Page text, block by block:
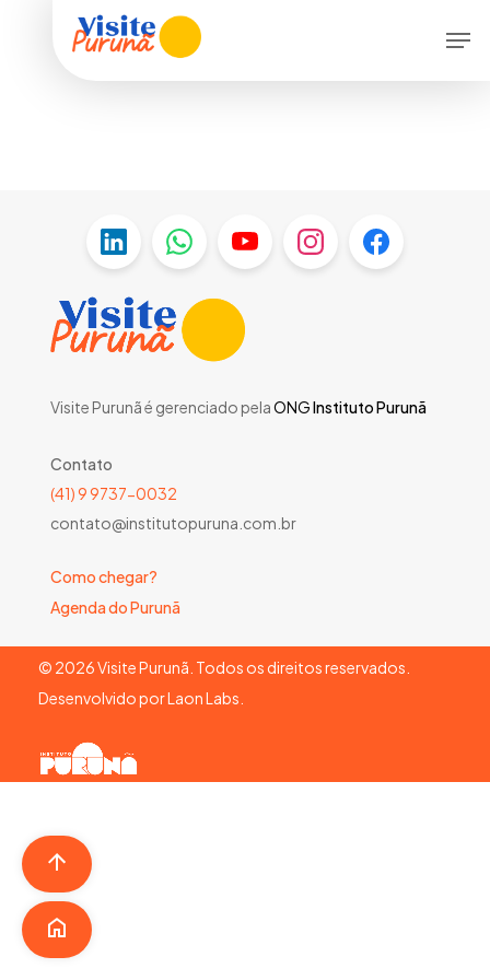
Visite Purunã é gerenciado pelaONGInstituto Purunã
Contato
(41) 9 9737-0032
contato@institutopuruna.com.br
Como chegar?
Agenda do Purunã
© 2026Visite Purunã. Todos os direitos reservados.
Desenvolvido porLaon Labs